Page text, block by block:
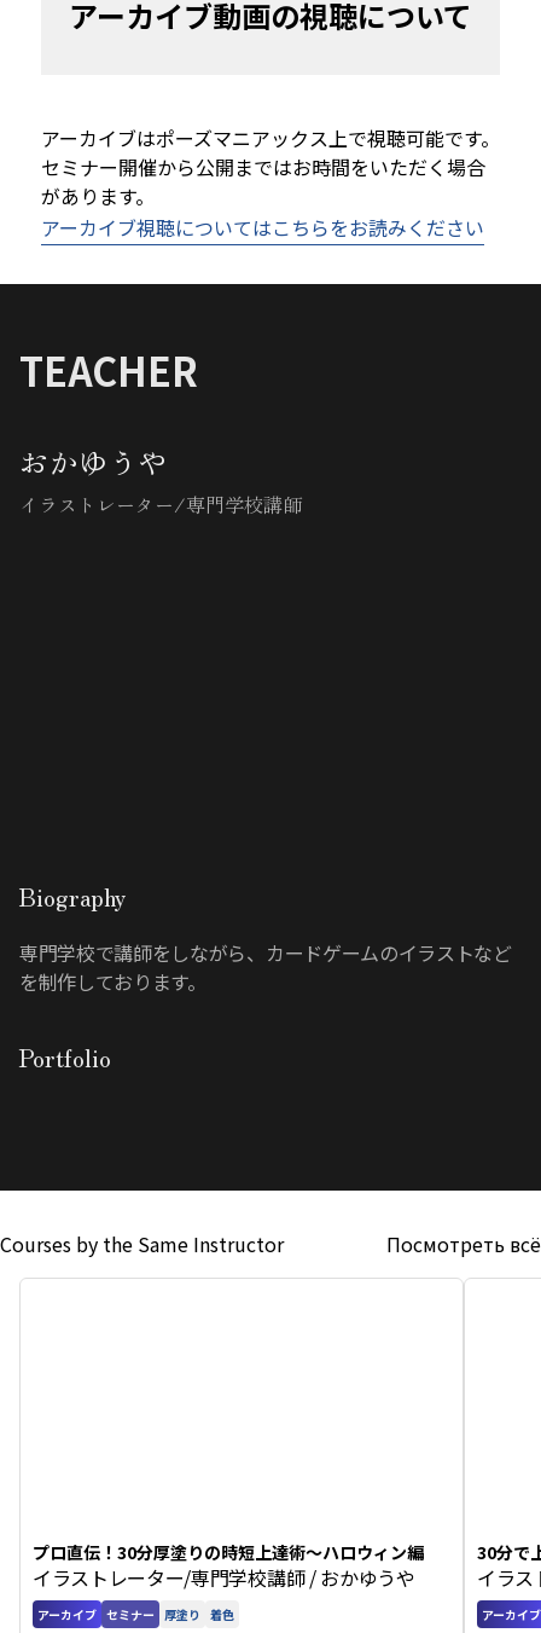
アーカイブ動画の視聴について
アーカイブはポーズマニアックス上で視聴可能です。
セミナー開催から公開まではお時間をいただく場合
があります。
アーカイブ視聴についてはこちらをお読みください
TEACHER
おかゆうや
イラストレーター/専門学校講師
Biography
専門学校で講師をしながら、カードゲームのイラストなど
を制作しております。
Portfolio
Courses by the Same Instructor Посмотреть всё
プロ直伝！30分厚塗りの時短上達術〜ハロウィン編
イラストレーター/専門学校講師 / おかゆうや
アーカイブ セミナー 厚塗り 着色
30分で
チーフ
イラ
アーカイブ